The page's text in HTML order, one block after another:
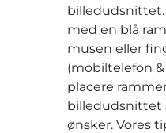
med en blå
musen eller
(mobiltelefon
placere
billedudsnittet
ønsker. Vores